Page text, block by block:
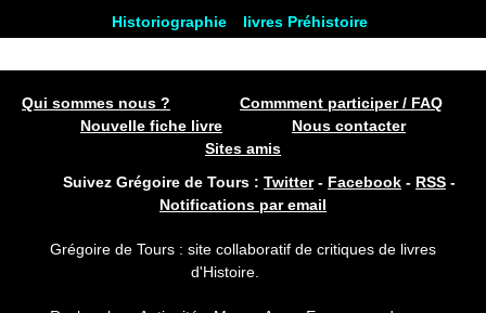
Historiographie
livres Préhistoire
Qui sommes nous ?
Commment participer / FAQ
Nouvelle fiche livre
Nous contacter
Sites amis
Suivez Grégoire de Tours : Twitter- Facebook - RSS -
Notifications par email
Grégoire de Tours : site collaboratif de critiques de livres
d'Histoire.